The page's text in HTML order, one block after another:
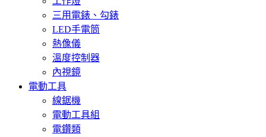
三用電錶、勾錶
LED手電筒
熱像儀
溫度控制器
內視鏡
電動工具
線鋸機
電動工具組
電鑽類